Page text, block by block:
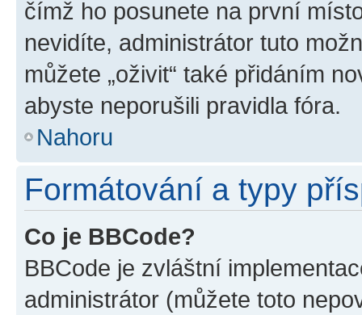
čímž ho posunete na první
nevidíte, administrátor tuto
můžete „oživit“ také přidáním
abyste neporušili pravidla fóra.
Nahoru
Formátování a typy
Co je BBCode?
BBCode je zvláštní
administrátor (můžete toto